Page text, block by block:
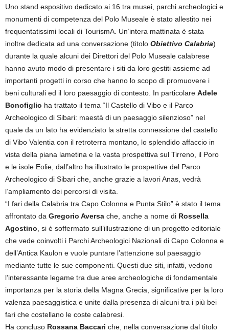
Uno stand espositivo dedicato ai 16 tra musei, parchi archeologici e
monumenti di competenza del Polo Museale è stato allestito nei
frequentatissimi locali di TourismA. Un’intera mattinata è stata
inoltre dedicata ad una conversazione (titolo Obiettivo Calabria)
durante la quale alcuni dei Direttori del Polo Museale calabrese
hanno avuto modo di presentare i siti da loro gestiti assieme ad
importanti progetti in corso che hanno lo scopo di promuovere i
beni culturali ed il loro paesaggio di contesto. In particolare Adele
Bonofiglio ha trattato il tema “Il Castello di Vibo e il Parco
Archeologico di Sibari: maestà di un paesaggio silenzioso” nel
quale da un lato ha evidenziato la stretta connessione del castello
di Vibo Valentia con il retroterra montano, lo splendido affaccio in
vista della piana lametina e la vasta prospettiva sul Tirreno, il Poro
e le isole Eolie, dall’altro ha illustrato le prospettive del Parco
Archeologico di Sibari che, anche grazie a lavori Anas, vedrà
l’ampliamento dei percorsi di visita.
“I fari della Calabria tra Capo Colonna e Punta Stilo” è stato il tema
affrontato da Gregorio Aversa che, anche a nome di Rossella
Agostino , si è soffermato sull’illustrazione di un progetto editoriale
che vede coinvolti i Parchi Archeologici Nazionali di Capo Colonna e
dell’Antica Kaulon e vuole puntare l’attenzione sul paesaggio
mediante tutte le sue componenti. Questi due siti, infatti, vedono
l’interessante legame tra due aree archeologiche di fondamentale
importanza per la storia della Magna Grecia, significative per la loro
valenza paesaggistica e unite dalla presenza di alcuni tra i più bei
fari che costellano le coste calabresi.
Ha concluso Rossana Baccari che, nella conversazione dal titolo